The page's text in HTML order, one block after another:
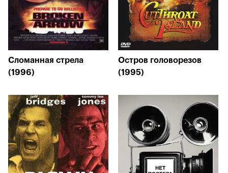
Сломанная стрела
(1996)
Остров головорезов
(1995)